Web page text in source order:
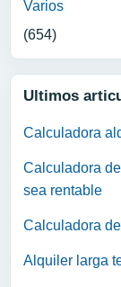
Varios
(654)
Ultimos
Calculadora
Calculadora
sea rentable
Calculadora
Alquiler larga